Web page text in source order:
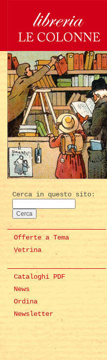
Cerca in questo sito:
Offerte a Tema
Vetrina
Cataloghi PDF
News
Ordina
Newsletter